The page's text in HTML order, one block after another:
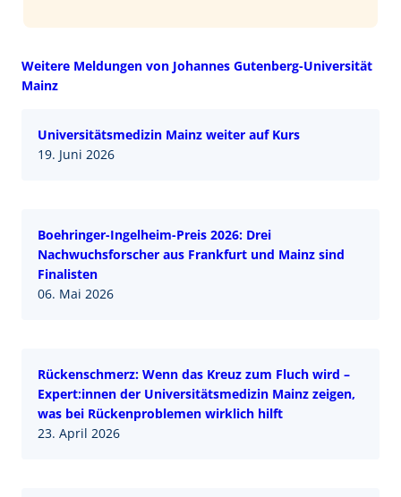
Weitere Meldungen von Johannes Gutenberg-Universität
Mainz
Universitätsmedizin Mainz weiter auf Kurs
19. Juni 2026
Boehringer-Ingelheim-Preis 2026: Drei
Nachwuchsforscher aus Frankfurt und Mainz sind
Finalisten
06. Mai 2026
Rückenschmerz: Wenn das Kreuz zum Fluch wird –
Expert:innen der Universitätsmedizin Mainz zeigen,
was bei Rückenproblemen wirklich hilft
23. April 2026